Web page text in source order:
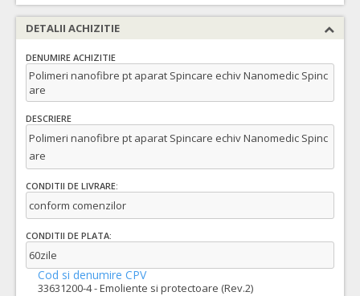
DETALII ACHIZITIE
DENUMIRE ACHIZITIE
Polimeri nanofibre pt aparat Spincare echiv Nanomedic Spinc
are
DESCRIERE
Polimeri nanofibre pt aparat Spincare echiv Nanomedic Spinc
are
CONDITII DE LIVRARE:
conform comenzilor
CONDITII DE PLATA:
60zile
Cod si denumire CPV
33631200-4 - Emoliente si protectoare (Rev.2)